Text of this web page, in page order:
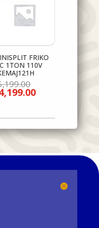
FRIKO
1TON 110V
El
precio
original
El
es: